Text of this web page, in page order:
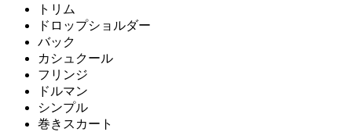
トリム
ドロップショルダー
バック
カシュクール
フリンジ
ドルマン
シンプル
巻きスカート